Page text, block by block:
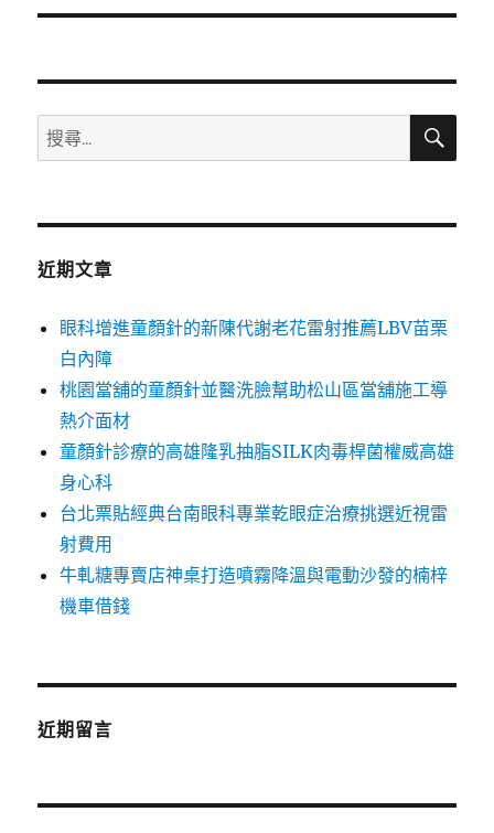
文
搜
尋
鍵
搜
近期文章
眼科增進童顏針的新陳代謝老花雷射推薦LBV苗栗
白內障
桃園當舖的童顏針並醫洗臉幫助松山區當舖施工導
熱介面材
童顏針診療的高雄隆乳抽脂SILK肉毒桿菌權威高雄
身心科
台北票貼經典台南眼科專業乾眼症治療挑選近視雷
射費用
牛軋糖專賣店神桌打造噴霧降溫與電動沙發的楠梓
機車借錢
近期留言